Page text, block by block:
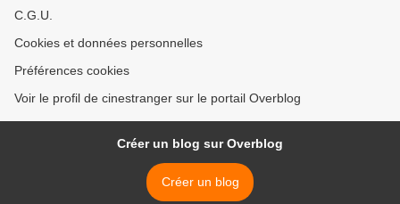
C.G.U.
Cookies et données personnelles
Préférences cookies
Voir le profil de cinestranger sur le portail Overblog
Créer un blog sur Overblog
Créer un blog